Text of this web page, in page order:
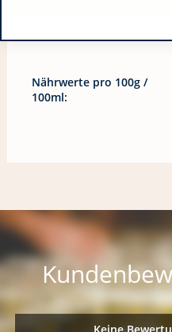
Nährwerte pro 100g /
100ml: